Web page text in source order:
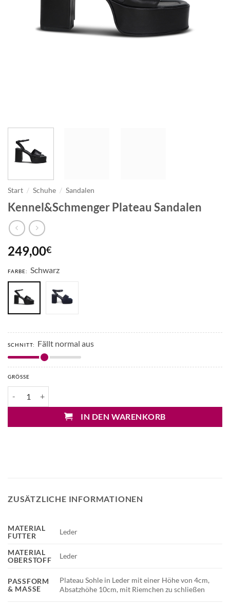
Start / Schuhe / Sandalen
Kennel&Schmenger Plateau Sandalen
249,00€
FARBE: Schwarz
SCHNITT: Fällt normal aus
GRÖSSE
IN DEN WARENKORB
ZUSÄTZLICHE INFORMATIONEN
MATERIAL
FUTTER
Leder
MATERIAL
OBERSTOFF
Leder
PASSFORM
& MASSE
Plateau Sohle in Leder mit einer Höhe von 4cm,
Absatzhöhe 10cm, mit Riemchen zu schließen